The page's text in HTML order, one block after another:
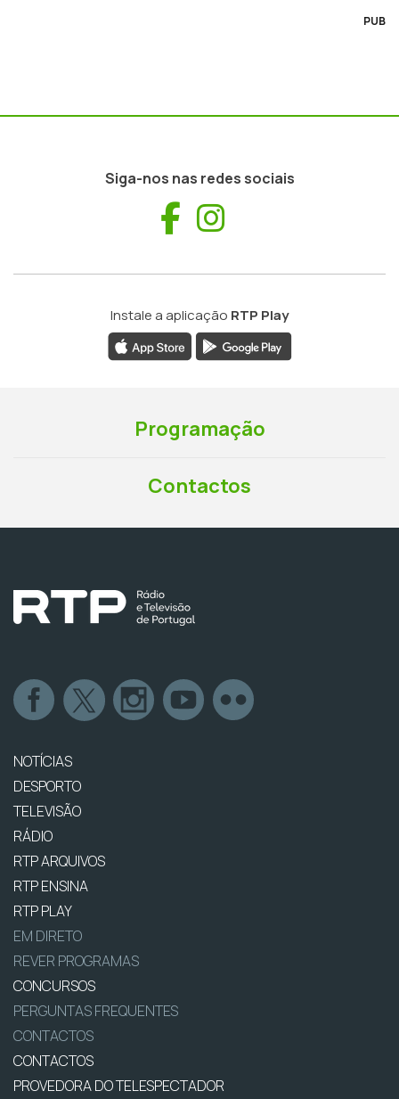
PUB
Siga-nos nas redes sociais
Facebook
Instale a aplicação RTP Play
Programação
Contactos
NOTÍCIAS
DESPORTO
TELEVISÃO
RÁDIO
RTP ARQUIVOS
RTP ENSINA
RTP PLAY
EM DIRETO
REVER PROGRAMAS
CONCURSOS
PERGUNTAS FREQUENTES
CONTACTOS
CONTACTOS
PROVEDORA DO TELESPECTADOR